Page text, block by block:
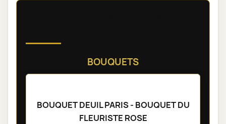
BOUQUETS
BOUQUET DEUIL PARIS - BOUQUET DU
FLEURISTE ROSE